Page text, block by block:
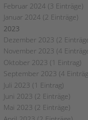
Februar 2024 (3 Einträge)
Januar 2024 (2 Einträge)
2023
Dezember 2023 (2
November 2023 (4
Oktober 2023 (1 Eintrag)
September 2023 (4
Juli 2023 (1 Eintrag)
Juni 2023 (2 Einträge)
Mai 2023 (2 Einträge)